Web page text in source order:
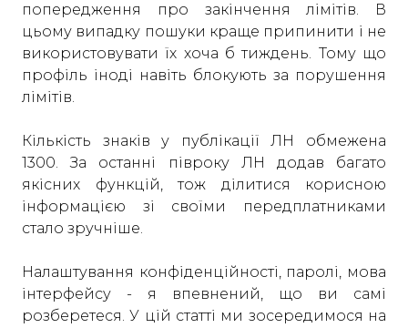
попередження про закінчення лімітів. В
цьому випадку пошуки краще припинити і не
використовувати їх хоча б тиждень. Тому що
профіль іноді навіть блокують за порушення
лімітів.
Кількість знаків у публікації ЛН обмежена
1300. За останні півроку ЛН додав багато
якісних функцій, тож ділитися корисною
інформацією зі своїми передплатниками
стало зручніше.
Налаштування конфіденційності, паролі, мова
інтерфейсу - я впевнений, що ви самі
розберетеся. У цій статті ми зосередимося на